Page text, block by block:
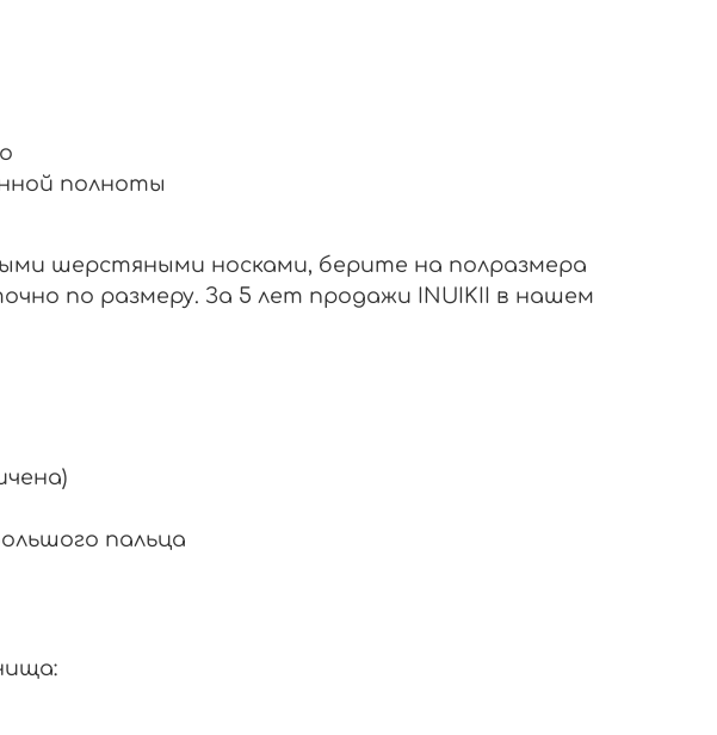
полноты
шерстяными носками, берите на полразмера
по размеру. За 5 лет продажи INUIKII в нашем
пальца